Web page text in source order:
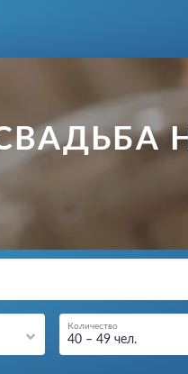
40 – 49 чел.
Количество